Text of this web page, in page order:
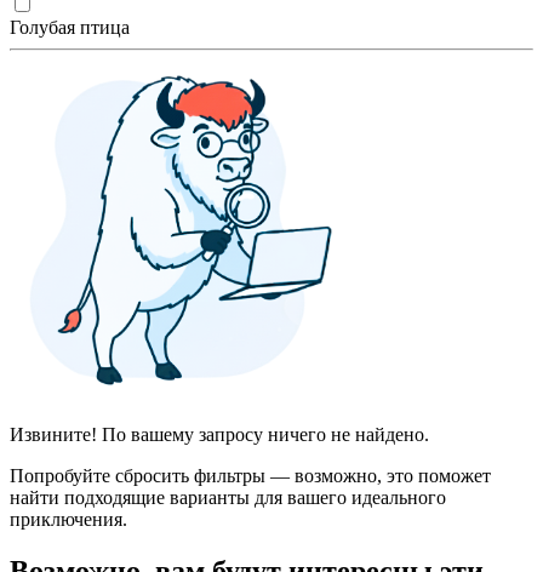
Голубая птица
Извините! По вашему запросу ничего не найдено.
Попробуйте сбросить фильтры — возможно, это поможет
найти подходящие варианты для вашего идеального
приключения.